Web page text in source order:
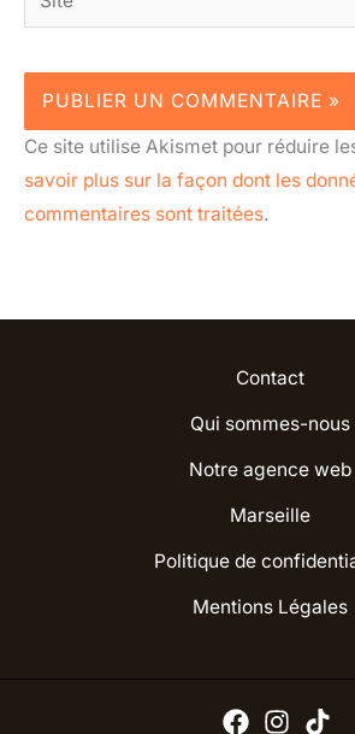
Ce site utilise Akismet pour réduire
savoir plus sur la façon dont les
commentaires sont traitées.
Contact
Qui sommes-nous
Notre agence web
Marseille
Politique de
Mentions Légales